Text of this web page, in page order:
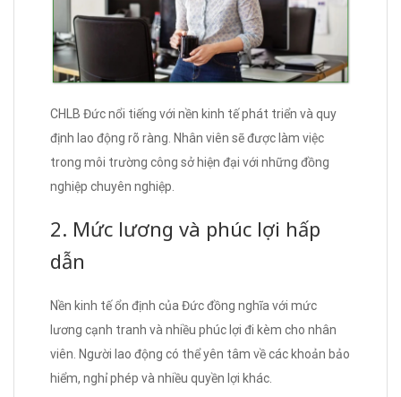
CHLB Đức nổi tiếng với nền kinh tế phát triển và quy
định lao động rõ ràng. Nhân viên sẽ được làm việc
trong môi trường công sở hiện đại với những đồng
nghiệp chuyên nghiệp.
2. Mức lương và phúc lợi hấp
dẫn
Nền kinh tế ổn định của Đức đồng nghĩa với mức
lương cạnh tranh và nhiều phúc lợi đi kèm cho nhân
viên. Người lao động có thể yên tâm về các khoản bảo
hiểm, nghỉ phép và nhiều quyền lợi khác.